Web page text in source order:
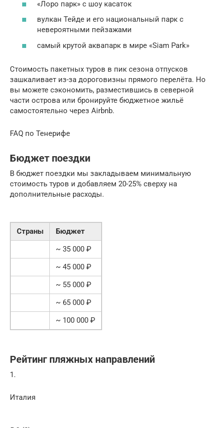
«Лоро парк» с шоу касаток
вулкан Тейде и его национальный парк с
невероятными пейзажами
самый крутой аквапарк в мире «Siam Park»
Стоимость пакетных туров в пик сезона отпусков
зашкаливает из-за дороговизны прямого перелёта. Но
вы можете сэкономить, разместившись в северной
части острова или бронируйте бюджетное жильё
самостоятельно через Airbnb.
FAQ по Тенерифе
Бюджет поездки
В бюджет поездки мы закладываем минимальную
стоимость туров и добавляем 20-25% сверху на
дополнительные расходы.
Страны
Бюджет
~ 35 000 ₽
~ 45 000 ₽
~ 55 000 ₽
~ 65 000 ₽
~ 100 000 ₽
Рейтинг пляжных направлений
1.
Италия